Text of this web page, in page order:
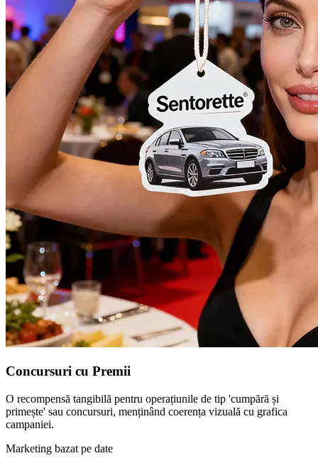
Concursuri cu Premii
O recompensă tangibilă pentru operațiunile de tip 'cumpără și
primește' sau concursuri, menținând coerența vizuală cu grafica
campaniei.
Marketing bazat pe date